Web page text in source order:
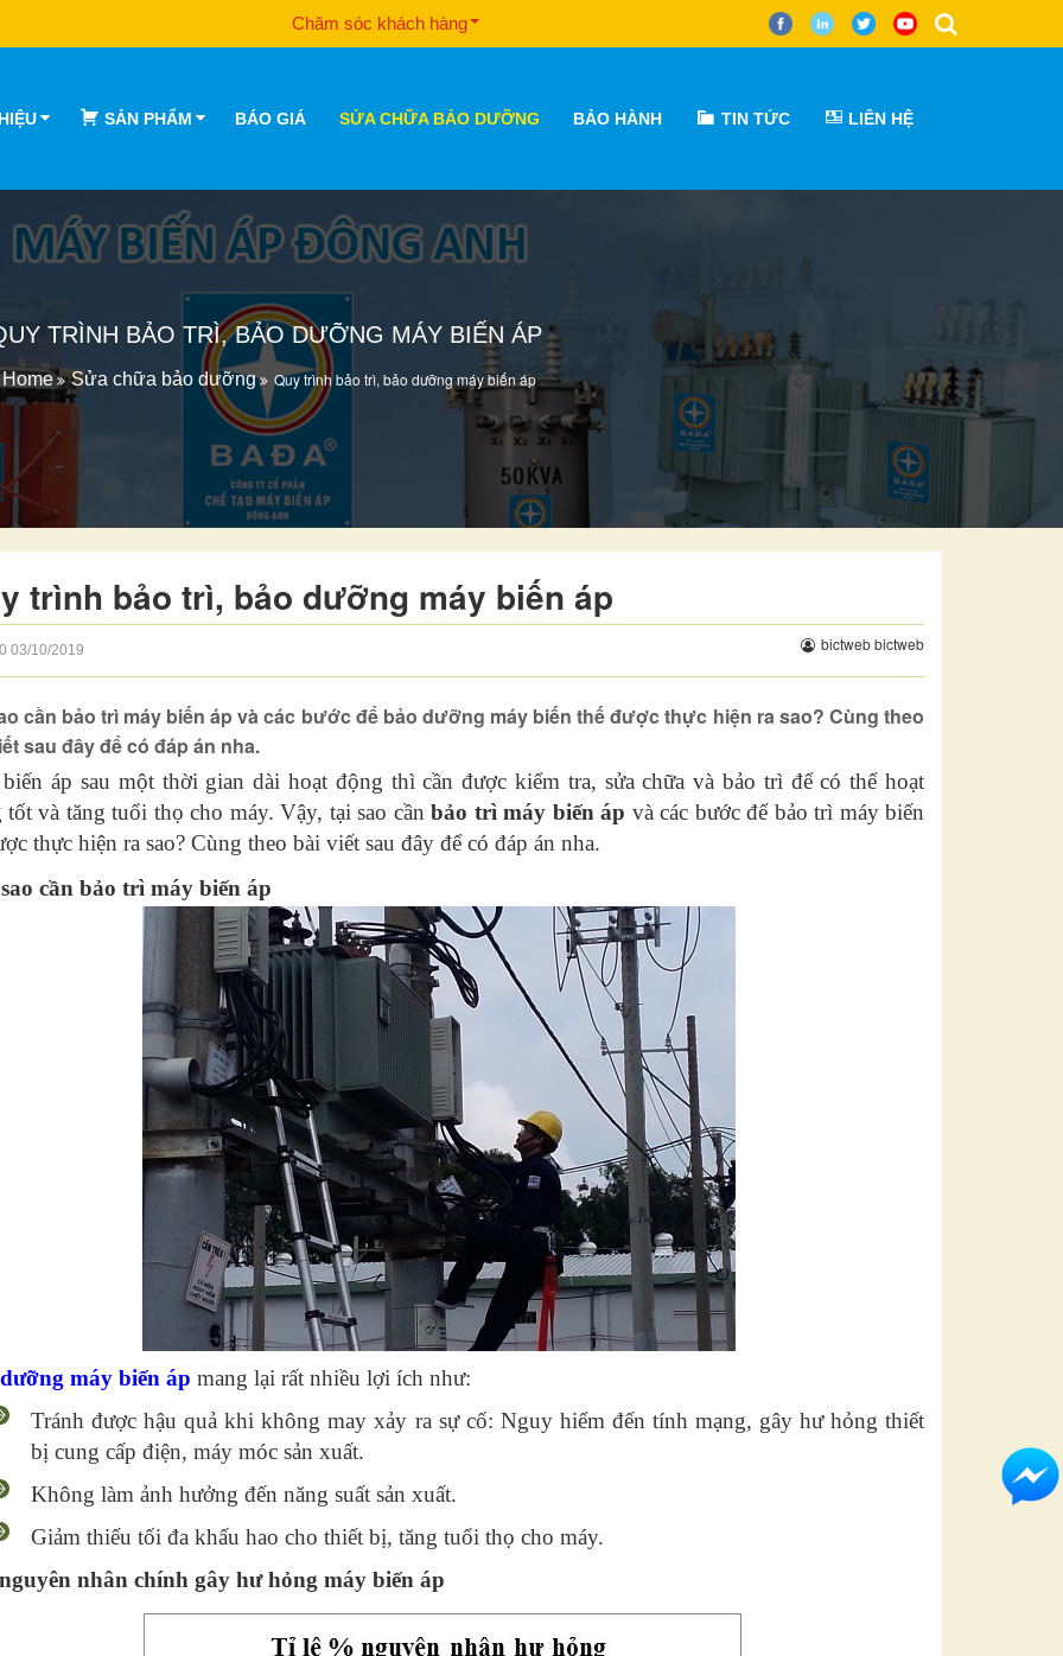
Chăm sóc khách hàng
SẢN PHẨM BÁO GIÁ SỬA CHỮA BẢO DƯỠNG BẢO HÀNH TIN TỨC LIÊN HỆ
TRÌNH BẢO TRÌ, BẢO DƯỠNG MÁY BIẾN ÁP
Home Sửa chữa bảo dưỡng Quy trình bảo trì, bảo dưỡng máy biến áp
trình bảo trì, bảo dưỡng máy biến áp
03/10/2019 bictweb bictweb
cần bảo trì máy biến áp và các bước để bảo dưỡng máy biến thế được thực hiện ra sao? Cùng theo
sau đây để có đáp án nha.
áp sau một thời gian dài hoạt động thì cần được kiểm tra, sửa chữa và bảo trì để có thể hoạt
tốt và tăng tuổi thọ cho máy. Vậy, tại sao cầnbảo trì máy biến áp và các bước để bảo trì máy biến
thực hiện ra sao? Cùng theo bài viết sau đây để có đáp án nha.
cần bảo trì máy biến áp
máy biến áp mang lại rất nhiều lợi ích như:
Tránh được hậu quả khi không may xảy ra sự cố: Nguy hiểm đến tính mạng, gây hư hỏng thiết
bị cung cấp điện, máy móc sản xuất.
Không làm ảnh hưởng đến năng suất sản xuất.
Giảm thiếu tối đa khấu hao cho thiết bị, tăng tuổi thọ cho máy.
nhân chính gây hư hỏng máy biến áp